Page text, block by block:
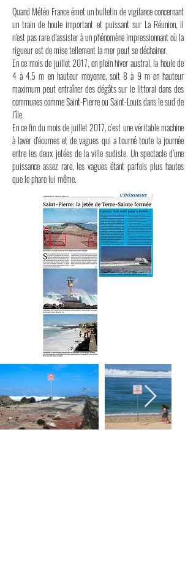
Quand Météo France émet un bulletin de vigilance concernant
un train de houle important et puissant sur La Réunion, il
n’est pas rare d’assister à un phénomène impressionnant où la
rigueur est de mise tellement la mer peut se déchainer.
En ce mois de juillet 2017, en plein hiver austral, la houle de
4 à 4,5 m en hauteur moyenne, soit 8 à 9 m en hauteur
maximum peut entraîner des dégâts sur le littoral dans des
communes comme Saint-Pierre ou Saint-Louis dans le sud de
l’île.
En ce fin du mois de juillet 2017, c’est une véritable machine
à laver d'écumes et de vagues qui a tourné toute la journée
entre les deux jetées de la ville sudiste. Un spectacle d’une
puissance assez rare, les vagues étant parfois plus hautes
que le phare lui même.